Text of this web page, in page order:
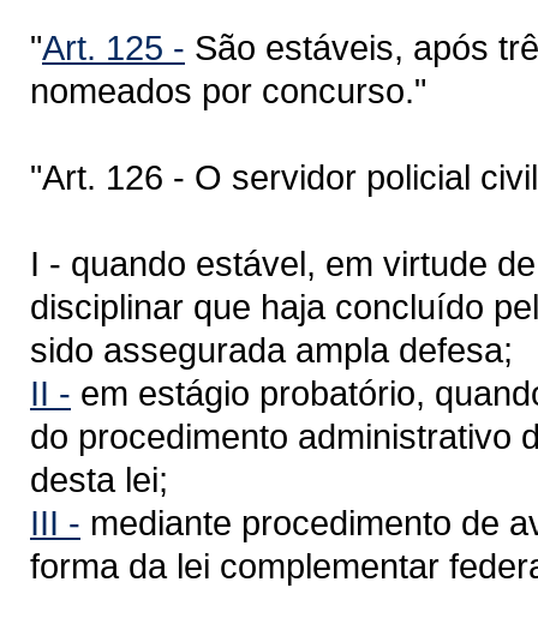
"Art. 125 - São estáveis, após
nomeados por concurso."
"Art. 126 - O servidor policial
I - quando estável, em virtude
disciplinar que haja concluído
sido assegurada ampla defesa;
II - em estágio probatório,
do procedimento administrativo
desta lei;
III - mediante procedimento de
forma da lei complementar